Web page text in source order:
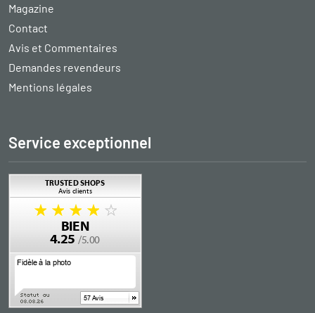
Magazine
Contact
Avis et Commentaires
Demandes revendeurs
Mentions légales
Service exceptionnel